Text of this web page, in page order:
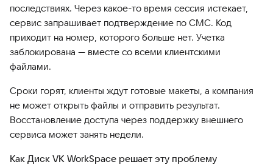
последствиях. Через какое-то время сессия истекает,
сервис запрашивает подтверждение по СМС. Код
приходит на номер, которого больше нет. Учетка
заблокирована — вместе со всеми клиентскими
файлами.
Сроки горят, клиенты ждут готовые макеты, а компания
не может открыть файлы и отправить результат.
Восстановление доступа через поддержку внешнего
сервиса может занять недели.
Как Диск VK WorkSpace решает эту проблему